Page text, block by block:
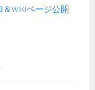
WIKIページ公開